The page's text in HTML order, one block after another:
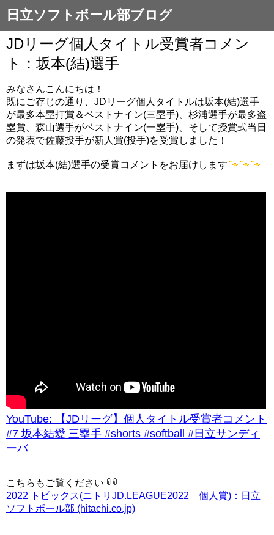
日立ソフトボール部ブログ
JDリーグ個人タイトル受賞者コメン
ト：坂本(結)選手
みなさんこんにちは！
既にご存じの通り、JDリーグ個人タイトルは坂本(結)選手
が最多本塁打賞＆ベストナイン(三塁手)、杉浦選手が最多盗
塁賞、森山選手がベストナイン(一塁手)、そして授賞式当日
の発表で佐藤投手が新人賞(投手)を受賞しました！
まずは坂本(結)選手の受賞コメントをお届けします
YouTube: 【JDリーグ】個人タイトル受賞者コメント
#7 坂本結愛 三塁手 #shorts #softball #日立サンディ
ーバ
こちらもご覧ください
2022 トピックス(ニトリJD.LEAGUE2022 個人賞)：日立
ソフトボール部 (hitachi.co.jp)